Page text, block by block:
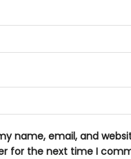
name, email, and
for the next time I